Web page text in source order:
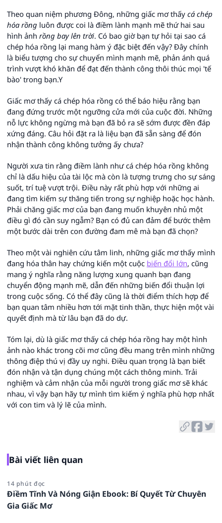
Theo quan niệm phương Đông, những giấc mơ thấy cá chép
hóa rồng luôn được coi là điềm lành mạnh mẽ thứ hai sau
hình ảnh rồng bay lên trời. Có bao giờ bạn tự hỏi tại sao cá
chép hóa rồng lại mang hàm ý đặc biệt đến vậy? Đây chính
là biểu tượng cho sự chuyển mình mạnh mẽ, phản ánh quá
trình vượt khó khăn để đạt đến thành công thôi thúc mọi 'tế
bào' trong bạn.Y
Giấc mơ thấy cá chép hóa rồng có thể báo hiệu rằng bạn
đang đứng trước một ngưỡng cửa mới của cuộc đời. Những
nỗ lực không ngừng mà bạn đã bỏ ra sẽ sớm được đền đáp
xứng đáng. Câu hỏi đặt ra là liệu bạn đã sẵn sàng để đón
nhận thành công không tưởng ấy chưa?
Người xưa tin rằng điềm lành như cá chép hóa rồng không
chỉ là dấu hiệu của tài lộc mà còn là tượng trưng cho sự sáng
suốt, trí tuệ vượt trội. Điều này rất phù hợp với những ai
đang tìm kiếm sự thăng tiến trong sự nghiệp hoặc học hành.
Phải chăng giấc mơ của bạn đang muốn khuyên nhủ một
điều gì đó cần suy ngẫm? Bạn có đủ can đảm để bước thêm
một bước dài trên con đường đam mê mà bạn đã chọn?
Theo một vài nghiên cứu tâm linh, những giấc mơ thấy mình
đang hóa thân hay chứng kiến một cuộc biến đổi lớn, cũng
mang ý nghĩa rằng năng lượng xung quanh bạn đang
chuyển động mạnh mẽ, dẫn đến những biến đổi thuận lợi
trong cuộc sống. Có thể đây cũng là thời điểm thích hợp để
bạn quan tâm nhiều hơn tới mặt tinh thần, thực hiện một vài
quyết định mà từ lâu bạn đã do dự.
Tóm lại, dù là giấc mơ thấy cá chép hóa rồng hay một hình
ảnh nào khác trong cõi mơ cũng đều mang trên mình những
thông điệp thú vị đầy uy nghi. Điều quan trọng là bạn biết
đón nhận và tận dụng chúng một cách thông minh. Trải
nghiệm và cảm nhận của mỗi người trong giấc mơ sẽ khác
nhau, vì vậy bạn hãy tự mình tìm kiếm ý nghĩa phù hợp nhất
với con tim và lý lẽ của mình.
Bài viết liên quan
14 phút đọc
Điềm Tĩnh Và Nóng Giận Ebook: Bí Quyết Từ Chuyên
Gia Giấc Mơ